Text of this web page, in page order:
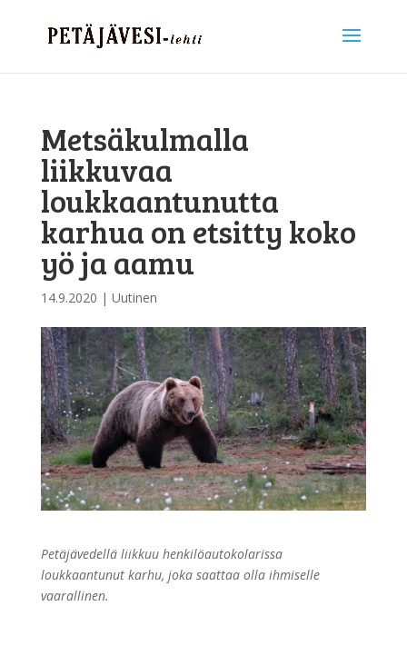
Metsäkulmalla
liikkuvaa
loukkaantunutta
karhua on etsitty koko
yö ja aamu
14.9.2020 | Uutinen
Petäjävedellä liikkuu henkilöautokolarissa
loukkaantunut karhu, joka saattaa olla ihmiselle
vaarallinen.